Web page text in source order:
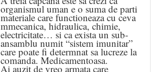
organismul uman e o suma de parti
materiale care functioneaza cu ceva
mmecanica, hidraulica, chimie,
electricitate… si ca exista un sub-
ansamblu numit “sistem imunitar”
care poate fi determnat sa lucreze la
comanda. Medicamentoasa.
Ai auzit de vreo armata care